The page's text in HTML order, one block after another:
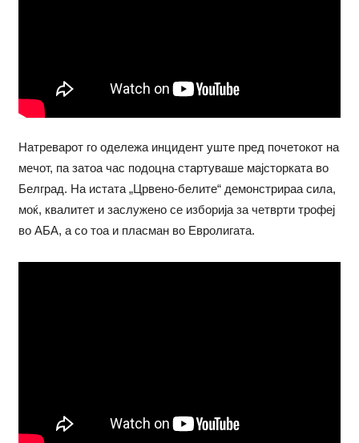
Натреварот го одележа инцидент уште пред почетокот на
мечот, па затоа час подоцна стартуваше мајсторката во
Белград. На истата „Црвено-белите“ демонстрираа сила,
моќ, квалитет и заслужено се изборија за четврти трофеј
во АБА, а со тоа и пласман во Евролигата.